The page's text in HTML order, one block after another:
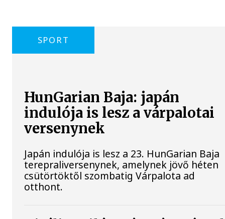
SPORT
HunGarian Baja: japán
indulója is lesz a várpalotai
versenynek
Japán indulója is lesz a 23. HunGarian Baja
terepraliversenynek, amelynek jövő héten
csütörtöktől szombatig Várpalota ad
otthont.